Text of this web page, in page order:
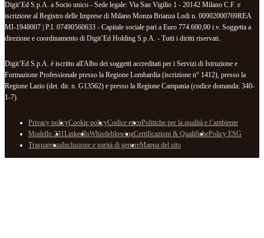
Digit’Ed S.p.A. a Socio unico - Sede legale: Via San Vigilio 1 - 20142 Milano C.F. e
iscrizione al Registro delle Imprese di Milano Monza Brianza Lodi n. 00902000769REA
MI-1948007 | P.I. 07490560633 - Capitale sociale pari a Euro 774.600,00 i.v. Soggetta a
direzione e coordinamento di Digit’Ed Holding S.p.A. - Tutti i diritti riservati.
Digit’Ed S.p.A. è iscritto all'Albo dei soggetti accreditati per i Servizi di Istruzione e
Formazione Professionale presso la Regione Lombardia (iscrizione n° 1412), presso la
Regione Lazio (det. dir. n. G13562) e presso la Regione Campania (codice domanda: 340-
1-7).
Privacy policyCookie policyCodice eticoPolitiche per la qualità e l’ambiente
Modello 231LinkedInWhistleblowingCertificazioni & QualifichePolicy ESG
TrasparenzaInclusione e parità di genereMappa del sito